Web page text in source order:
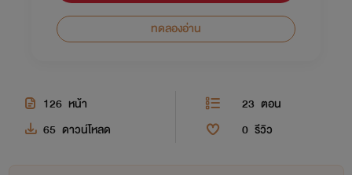
ทดลองอ่าน
126 หน้า 23 ตอน
65 ดาวน์โหลด 0 รีวิว